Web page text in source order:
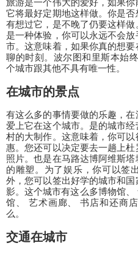
旅游是一个伟大的爱好，如果
它将最好定期地这样做。你是
有想过它，是不晚了仍要这样
是一种体验，你可以永远不会
市。这意味着，如果你真的想
聊的时刻。波尔图和里斯本始
个城市跟其他不具有唯一性。
在城市的景点
有这么多的事情要做的乐趣，
爱上它在这个城市。是的城市
村的大制作。这意味着，你可
惠。您还可以决定要去一趟上
照片。也是在马路达博阿维斯
的雕塑。为了娱乐，你可以签
外，您可以签出好学的城市和
影。这个城市有这么多博物馆
馆、 艺术画廊、 书店和还商
么。
交通在城市